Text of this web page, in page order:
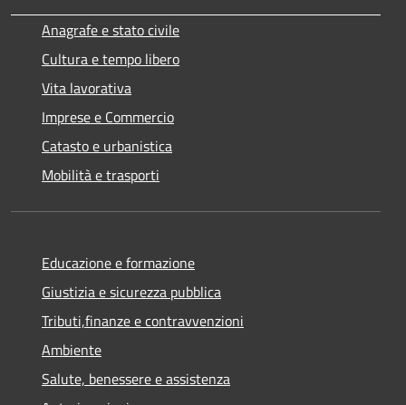
Anagrafe e stato civile
Cultura e tempo libero
Vita lavorativa
Imprese e Commercio
Catasto e urbanistica
Mobilità e trasporti
Educazione e formazione
Giustizia e sicurezza pubblica
Tributi,finanze e contravvenzioni
Ambiente
Salute, benessere e assistenza